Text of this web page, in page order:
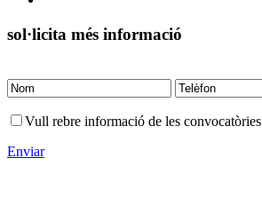
sol·licita més informació
Vull rebre informació de les convocatòries
Enviar